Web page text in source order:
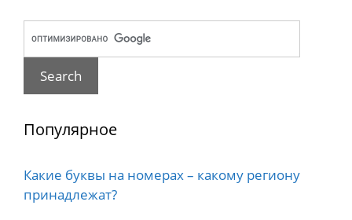
Популярное
Какие буквы на номерах – какому региону
принадлежат?